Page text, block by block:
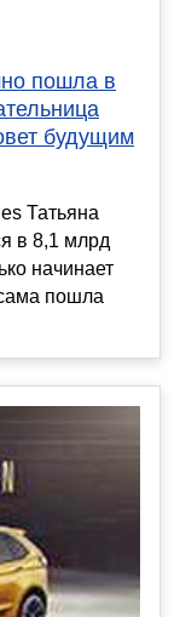
пошла в
будущим
Татьяна
в 8,1 млрд
начинает
пошла